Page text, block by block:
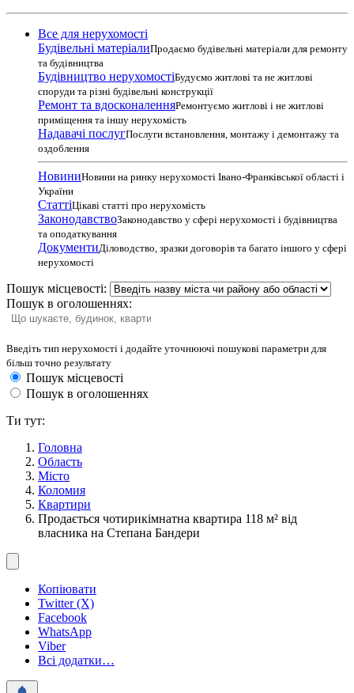
Все для нерухомості
Будівельні матеріалиПродаємо будівельні матеріали для ремонту
та будівництва
Будівництво нерухомостіБудуємо житлові та не житлові
споруди та різні будівельні конструкції
Ремонт та вдосконаленняРемонтуємо житлові і не житлові
приміщення та іншу нерухомість
Надавачі послугПослуги встановлення, монтажу і демонтажу та
оздоблення
НовиниНовини на ринку нерухомості Івано-Франківської області і
України
СтаттіЦікаві статті про нерухомість
ЗаконодавствоЗаконодавство у сфері нерухомості і будівництва
та оподаткування
ДокументиДіловодство, зразки договорів та багато іншого у сфері
нерухомості
Пошук місцевості:
Пошук в оголошеннях:
Введіть тип нерухомості і додайте уточнюючі пошукові параметри для
більш точно результату
Пошук місцевості
Пошук в оголошеннях
Ти тут:
Головна
Область
Місто
Коломия
Квартири
Продається чотирикімнатна квартира 118 м² від
власника на Степана Бандери
Копіювати
Twitter (X)
Facebook
WhatsApp
Viber
Всі додатки…